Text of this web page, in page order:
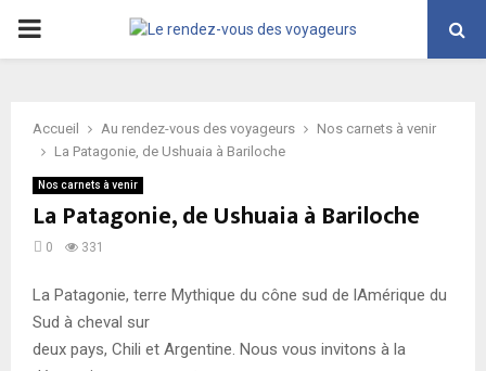
PRIMARY
Accueil Au rendez-vous des voyageurs
Nos carnets à venir
La Patagonie, de Ushuaia à Bariloche
Nos carnets à venir
La Patagonie, de Ushuaia à Bariloche
0 331
La Patagonie, terre Mythique du cône sud de lAmérique du
Sud à cheval sur
deux pays, Chili et Argentine. Nous vous invitons à la